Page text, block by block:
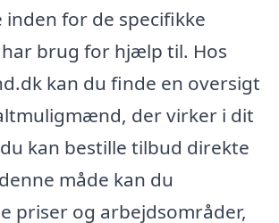
inden for de specifikke
brug for hjælp til. Hos
kan du finde en oversigt
der virker i dit
kan bestille tilbud direkte
måde kan du
priser og arbejdsområder,